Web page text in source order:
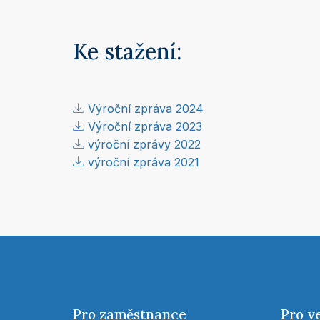
Ke stažení:
Výroční zpráva 2024
Výroční zpráva 2023
výroční zprávy 2022
výroční zpráva 2021
Pro zaměstnance Pro